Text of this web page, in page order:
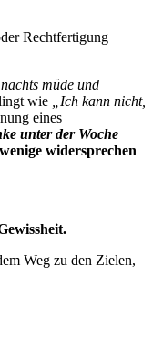
Rechtfertigung
müde und
wie
„Ich kann nicht,
eines
unter der Woche
widersprechen
Weg zu den Zielen,